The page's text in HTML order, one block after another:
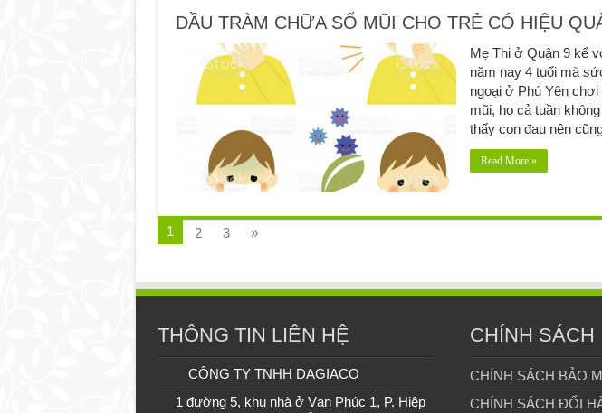
DẦU TRÀM CHỮA SỔ MŨI CHO TRẺ CÓ HIỆU
Mẹ Thi ở Quận 9 kể
năm nay 4 tuổi mà
ngoại ở Phú Yên
mũi, ho cả tuần
thấy con đau nên
Read More »
1 2 3 »
THÔNG TIN LIÊN HỆ
CÔNG TY TNHH DAGIACO
1 đường 5, khu nhà ở Vạn Phúc 1, P. Hiệp
CHÍNH SÁCH
CHÍNH SÁCH BẢO
CHÍNH SÁCH ĐỔI